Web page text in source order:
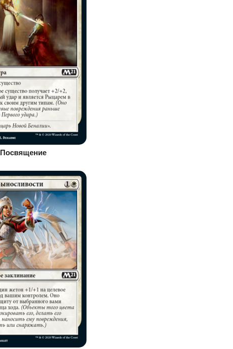
Посвящение